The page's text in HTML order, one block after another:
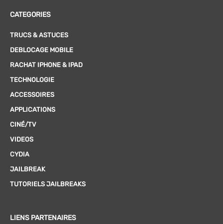
CATEGORIES
TRUCS & ASTUCES
DEBLOCAGE MOBILE
RACHAT IPHONE & IPAD
TECHNOLOGIE
ACCESSOIRES
APPLICATIONS
CINÉ/TV
VIDEOS
CYDIA
JAILBREAK
TUTORIELS JAILBREAKS
LIENS PARTENAIRES